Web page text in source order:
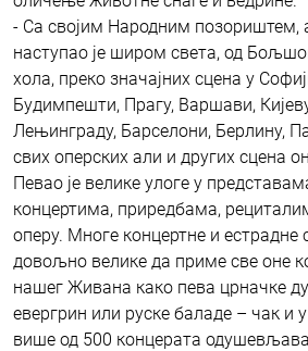
- Са својим Народним позориштем,
наступао је широм света, од
хола, преко значајних сцена у
Будимпешти, Прагу, Варшави,
Лењинграду, Барселони, Берлину,
свих оперских али и других сцена
Певао је велике улоге у
концертима, приредбама,
оперу. Многе концертне и естрадне
довољно велике да приме све оне
нашег Живана како пева црначке
евергрин или руске баладе – чак и
више од 500 концерата